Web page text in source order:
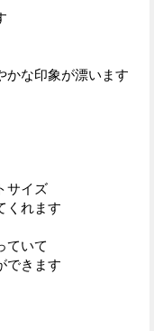
かな印象が漂います
サイズ
くれます
ていて
できます